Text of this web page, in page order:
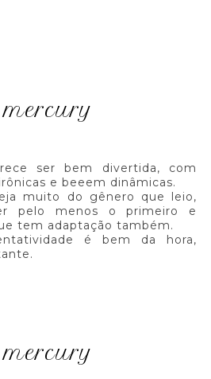
mercury
ser bem divertida, com
e beeem dinâmicas.
muito do gênero que leio,
pelo menos o primeiro e
tem adaptação também.
é bem da hora,
mercury